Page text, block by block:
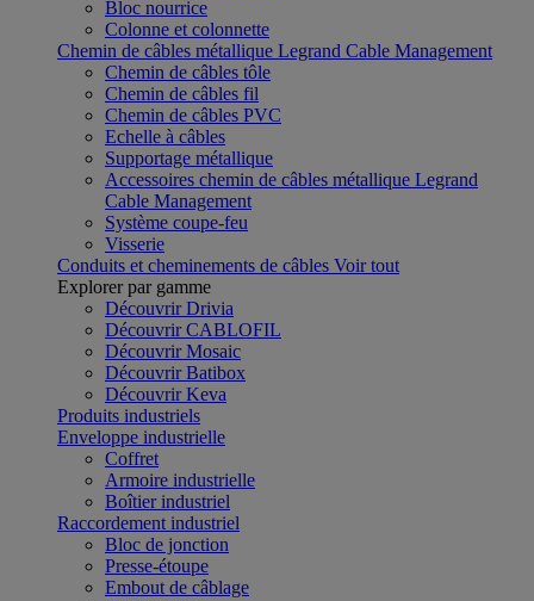
Bloc nourrice
Colonne et colonnette
Chemin de câbles métallique Legrand Cable Management
Chemin de câbles tôle
Chemin de câbles fil
Chemin de câbles PVC
Echelle à câbles
Supportage métallique
Accessoires chemin de câbles métallique Legrand
Cable Management
Système coupe-feu
Visserie
Conduits et cheminements de câbles Voir tout
Explorer par gamme
Découvrir Drivia
Découvrir CABLOFIL
Découvrir Mosaic
Découvrir Batibox
Découvrir Keva
Produits industriels
Enveloppe industrielle
Coffret
Armoire industrielle
Boîtier industriel
Raccordement industriel
Bloc de jonction
Presse-étoupe
Embout de câblage